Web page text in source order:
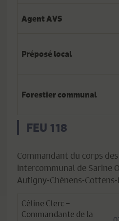
Agent AVS
Préposé local
Forestier communal
FEU 118
Commandant du corps
intercommunal de Sarine
Autigny-Chénens-
Céline Clerc –
Commandante de la